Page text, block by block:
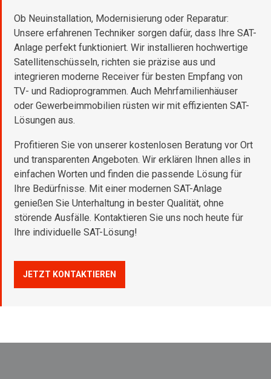
Ob Neuinstallation, Modernisierung oder Reparatur:
Unsere erfahrenen Techniker sorgen dafür, dass Ihre SAT-
Anlage perfekt funktioniert. Wir installieren hochwertige
Satellitenschüsseln, richten sie präzise aus und
integrieren moderne Receiver für besten Empfang von
TV- und Radioprogrammen. Auch Mehrfamilienhäuser
oder Gewerbeimmobilien rüsten wir mit effizienten SAT-
Lösungen aus.
Profitieren Sie von unserer kostenlosen Beratung vor Ort
und transparenten Angeboten. Wir erklären Ihnen alles in
einfachen Worten und finden die passende Lösung für
Ihre Bedürfnisse. Mit einer modernen SAT-Anlage
genießen Sie Unterhaltung in bester Qualität, ohne
störende Ausfälle. Kontaktieren Sie uns noch heute für
Ihre individuelle SAT-Lösung!
JETZT KONTAKTIEREN